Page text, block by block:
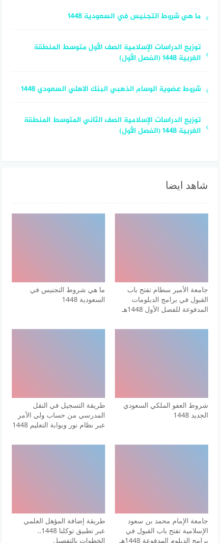
ما هي شروط التجنيس في السعودية 1448
توزيع الدراسات الإسلامية الصف الأول متوسط المنطقة
الغربية 1448 (الفصل الأول)
شروط عضوية الوسام الذهبي البنك الاهلي السعودي 1448
توزيع الدراسات الإسلامية الصف الثاني المتوسط المنطقة
الغربية 1448 (الفصل الأول)
شاهد ايضا
جامعة الأمير سطام تفتح باب
القبول في برامج الدبلومات
المدفوعة للفصل الأول 1448هـ
ما هي شروط التجنيس في
السعودية 1448
شروط العفو الملكي السعودي
الجديد 1448
طريقة التسجيل في النقل
المدرسي من حساب ولي الأمر
عبر نظام نور وبوابة التعليم 1448
جامعة الإمام محمد بن سعود
الإسلامية تفتح باب القبول في
برامج الدبلوم المدفوعة 1448هـ
طريقة إضافة المؤهل العلمي
عبر تطبيق توكلنا 1448..
الخطوات بالتفصيل